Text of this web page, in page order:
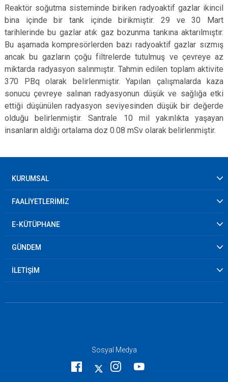
Reaktör soğutma sisteminde biriken radyoaktif gazlar ikincil
bina içinde bir tank içinde birikmiştir. 29 ve 30 Mart
tarihlerinde bu gazlar atık gaz bozunma tankına aktarılmıştır.
Bu aşamada kompresörlerden bazı radyoaktif gazlar sızmış
ancak bu gazların çoğu filtrelerde tutulmuş ve çevreye az
miktarda radyasyon salınmıştır. Tahmin edilen toplam aktivite
370 PBq olarak belirlenmiştir. Yapılan çalışmalarda kaza
sonucu çevreye salınan radyasyonun düşük ve sağlığa etki
ettiği düşünülen radyasyon seviyesinden düşük bir değerde
olduğu belirlenmiştir. Santrale 10 mil yakınlıkta yaşayan
insanların aldığı ortalama doz 0.08 mSv olarak belirlenmiştir.
KURUMSAL
FAALİYETLERİMİZ
E-KÜTÜPHANE
GÜNDEM
İLETİŞİM
Sosyal Medya